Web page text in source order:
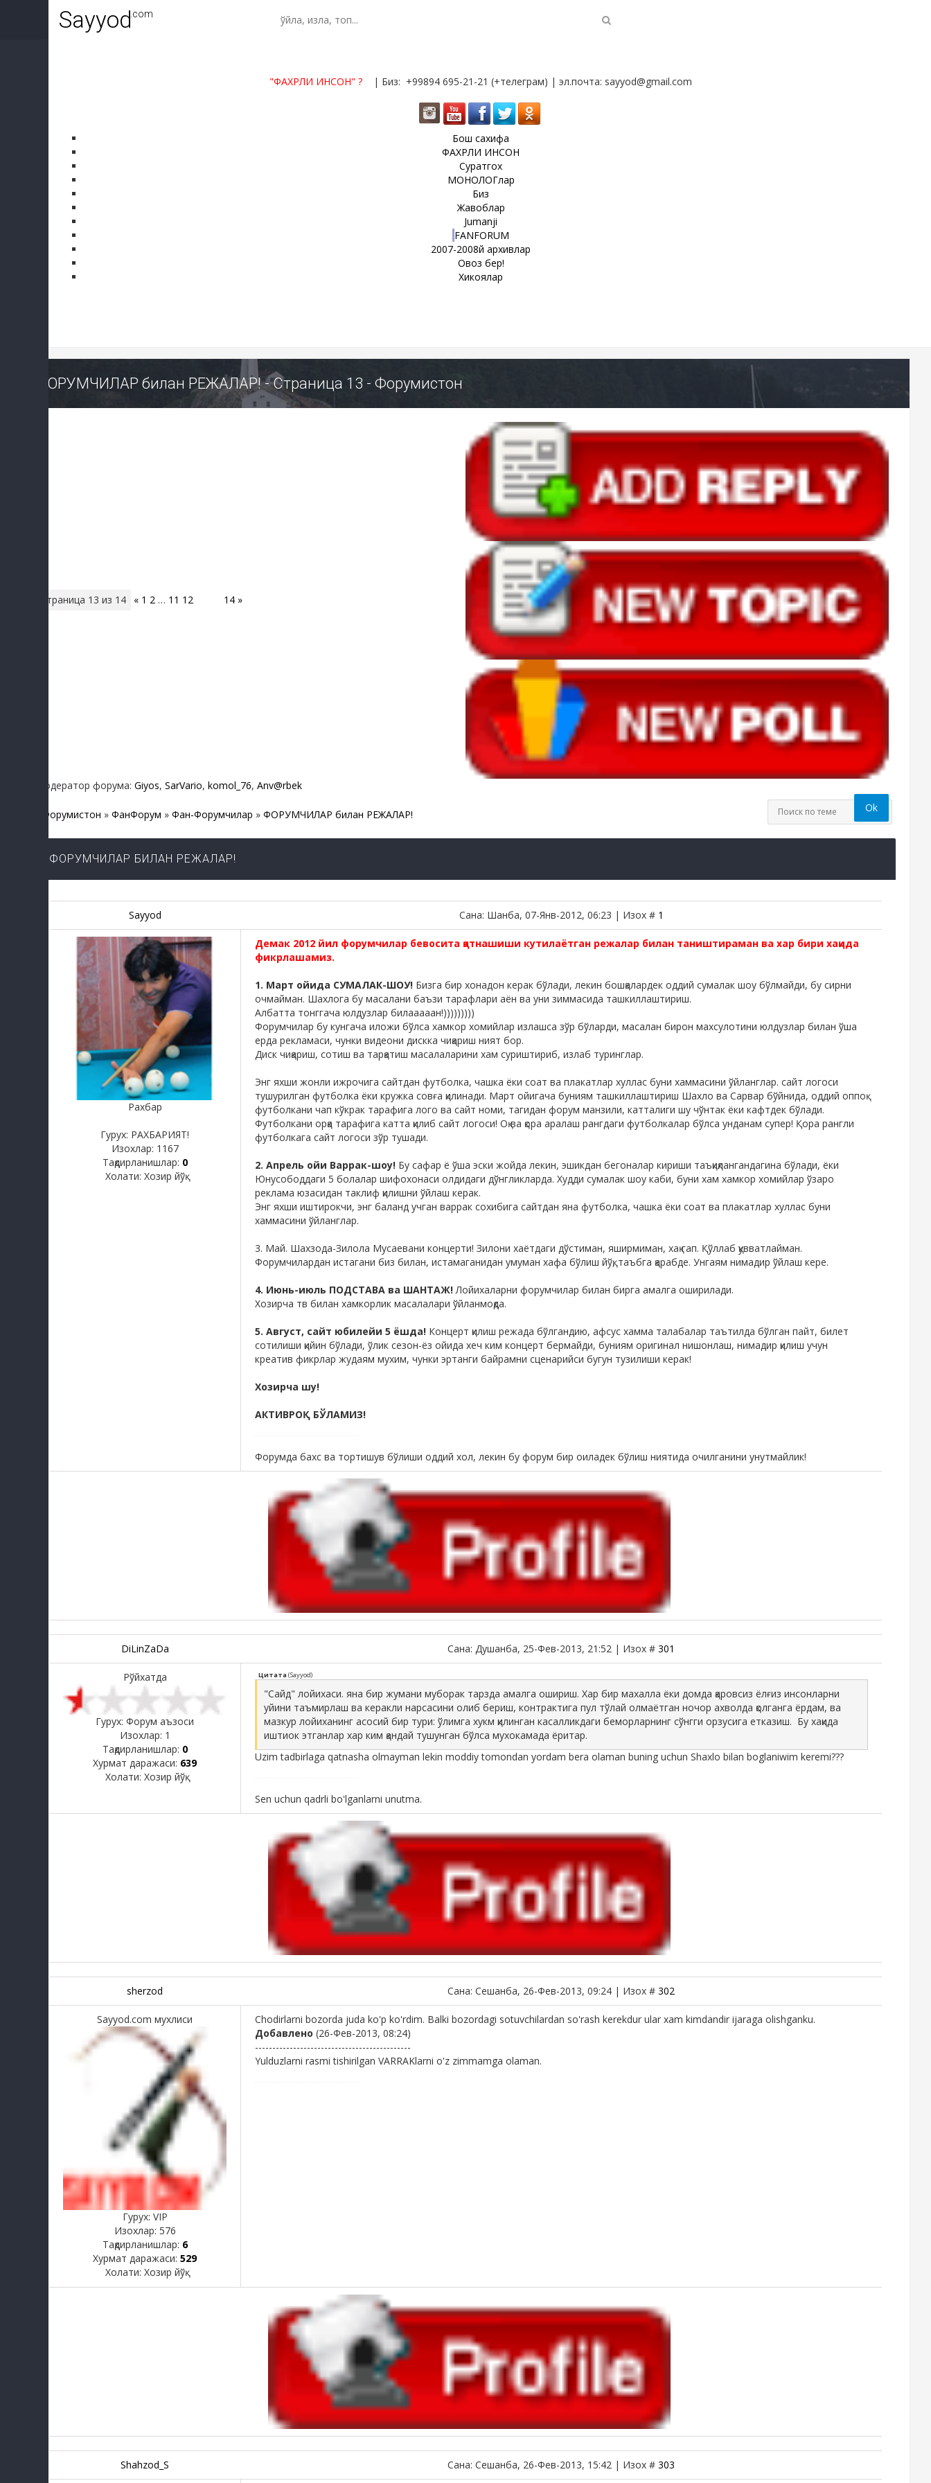
Sayyod.com
"ФАХРЛИ ИНСОН"? | Биз: +99894 695-21-21 (+телеграм) | эл.почта: sayyod@gmail.com
Бош сахифа
ФАХРЛИ ИНСОН
Суратгох
МОНОЛОГлар
Биз
Жавоблар
Jumanji
FANFORUM
2007-2008й архивлар
Овоз бер!
Хикоялар
ФОРУМЧИЛАР билан РЕЖАЛАР! - Страница 13 - Форумистон
Страница 13 из 14 « 1 2 … 11 12 14 »
Модератор форума: Giyos, SarVario, komol_76, Anv@rbek
Форумистон » ФанФорум » Фан-Форумчилар » ФОРУМЧИЛАР билан РЕЖАЛАР!
ФОРУМЧИЛАР БИЛАН РЕЖАЛАР!
Sayyod Сана: Шанба, 07-Янв-2012, 06:23 | Изох # 1
Рахбар
Гурух: РАХБАРИЯТ!
Изохлар: 1167
Тақдирланишлар: 0
Холати: Хозир йўқ
Демак 2012 йил форумчилар бевосита қатнашиши кутилаётган режалар билан таништираман ва хар бири хақида
фикрлашамиз.
1. Март ойида СУМАЛАК-ШОУ! Бизга бир хонадон керак бўлади, лекин бошқалардек оддий сумалак шоу бўлмайди, бу сирни
очмайман. Шахлога бу масалани баъзи тарафлари аён ва уни зиммасида ташкиллаштириш.
Албатта тонггача юлдузлар билааааан!)))))))))
Форумчилар бу кунгача иложи бўлса хамкор хомийлар излашса зўр бўларди, масалан бирон махсулотини юлдузлар билан ўша
ерда рекламаси, чунки видеони дискка чиқариш ният бор.
Диск чиқариш, сотиш ва тарқатиш масалаларини хам суриштириб, излаб туринглар.
Энг яхши жонли ижрочига сайтдан футболка, чашка ёки соат ва плакатлар хуллас буни хаммасини ўйланглар. сайт логоси
тушурилган футболка ёки кружка совға қилинади. Март ойигача буниям ташкиллаштириш Шахло ва Сарвар бўйнида, оддий оппоқ
футболкани чап кўкрак тарафига лого ва сайт номи, тагидан форум манзили, катталиги шу чўнтак ёки кафтдек бўлади.
Футболкани орқа тарафига катта қилиб сайт логоси! Оқ ва қора аралаш рангдаги футболкалар бўлса унданам супер! Қора рангли
футболкага сайт логоси зўр тушади.
2. Апрель ойи Варрак-шоу! Бу сафар ё ўша эски жойда лекин, эшикдан бегоналар кириши таъқиқлангандагина бўлади, ёки
Юнусободдаги 5 болалар шифохонаси олдидаги дўнгликларда. Худди сумалак шоу каби, буни хам хамкор хомийлар ўзаро
реклама юзасидан таклиф қилишни ўйлаш керак.
Энг яхши иштирокчи, энг баланд учган варрак сохибига сайтдан яна футболка, чашка ёки соат ва плакатлар хуллас буни
хаммасини ўйланглар.
3. Май. Шахзода-Зилола Мусаевани концерти! Зилони хаётдаги дўстиман, яширмиман, хақ гап. Қўллаб қувватлайман.
Форумчилардан истагани биз билан, истамаганидан умуман хафа бўлиш йўқ, таъбга қарабде. Унгаям нимадир ўйлаш кере.
4. Июнь-июль ПОДСТАВА ва ШАНТАЖ!Лойихаларни форумчилар билан бирга амалга оширилади.
Хозирча тв билан хамкорлик масалалари ўйланмоқда.
5. Август, сайт юбилейи 5 ёшда! Концерт қилиш режада бўлгандию, афсус хамма талабалар таътилда бўлган пайт, билет
сотилиши қийин бўлади, ўлик сезон-ёз ойида хеч ким концерт бермайди, буниям оригинал нишонлаш, нимадир қилиш учун
креатив фикрлар жудаям мухим, чунки эртанги байрамни сценарийси бугун тузилиши керак!
Хозирча шу!
АКТИВРОҚ БЎЛАМИЗ!
Форумда бахс ва тортишув бўлиши оддий хол, лекин бу форум бир оиладек бўлиш ниятида очилганини унутмайлик!
DiLinZaDa Сана: Душанба, 25-Фев-2013, 21:52 | Изох # 301
Рўйхатда
Гурух: Форум аъзоси
Изохлар: 1
Тақдирланишлар: 0
Хурмат даражаси: 639
Холати: Хозир йўқ
Цитата (Sayyod)
"Сайд" лойихаси. яна бир жумани муборак тарзда амалга ошириш. Хар бир махалла ёки домда қаровсиз ёлғиз инсонларни
уйини таъмирлаш ва керакли нарсасини олиб бериш, контрактига пул тўлай олмаётган ночор ахволда қолганга ёрдам, ва
мазкур лойиханинг асосий бир тури: ўлимга хукм қилинган касалликдаги беморларнинг сўнгги орзусига етказиш. Бу хақида
иштиок этганлар хар ким қандай тушунган бўлса мухокамада ёритар.
Uzim tadbirlaga qatnasha olmayman lekin moddiy tomondan yordam bera olaman buning uchun Shaxlo bilan boglaniwim keremi???
Sen uchun qadrli bo'lganlarni unutma.
sherzod Сана: Сешанба, 26-Фев-2013, 09:24 | Изох # 302
Sayyod.com мухлиси
Гурух: VIP
Изохлар: 576
Тақдирланишлар: 6
Хурмат даражаси: 529
Холати: Хозир йўқ
Chodirlarni bozorda juda ko'p ko'rdim. Balki bozordagi sotuvchilardan so'rash kerekdur ular xam kimdandir ijaraga olishganku.
Добавлено (26-Фев-2013, 08:24)
---------------------------------------------
Yulduzlarni rasmi tishirilgan VARRAKlarni o'z zimmamga olaman.
Shahzod_S Сана: Сешанба, 26-Фев-2013, 15:42 | Изох # 303